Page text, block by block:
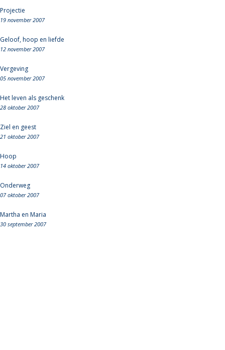
Projectie
19 november 2007
Geloof, hoop en liefde
12 november 2007
Vergeving
05 november 2007
Het leven als geschenk
28 oktober 2007
Ziel en geest
21 oktober 2007
Hoop
14 oktober 2007
Onderweg
07 oktober 2007
Martha en Maria
30 september 2007